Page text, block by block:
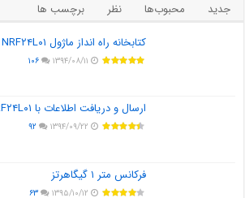
جدید محبوب‌ها نظر
برچسب ها
کتابخانه راه انداز ماژول NRF۲۴L۰۱
۱۳۹۴/۰۸/۱۱ ۱۰۶
ارسال و دریافت اطلاعات با NRF۲۴L۰۱
۱۳۹۴/۰۹/۲۲ ۹۲
فرکانس متر ۱ گیگاهرتز
۱۳۹۵/۱۰/۱۲ ۶۳